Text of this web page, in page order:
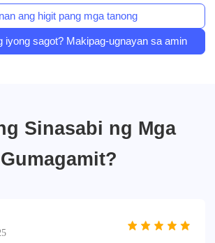
ang higit pang mga tanong
iyong sagot? Makipag-ugnayan sa amin
Sinasabi ng Mga
Gumagamit?